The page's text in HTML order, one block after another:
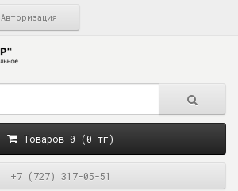
Авторизация
Товаров 0 (0 тг)
+7 (727) 317-05-51